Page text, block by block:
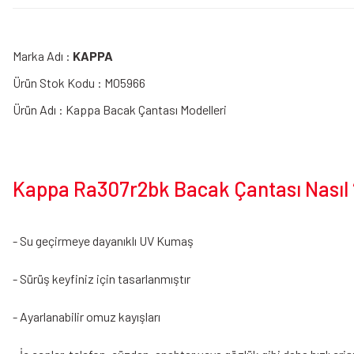
Marka Adı : KAPPA
Ürün Stok Kodu : M05966
Ürün Adı : Kappa Bacak Çantası Modelleri
Kappa Ra307r2bk Bacak Çantası Nasıl
- Su geçirmeye dayanıklı UV Kumaş
- Sürüş keyfiniz için tasarlanmıştır
- Ayarlanabilir omuz kayışları